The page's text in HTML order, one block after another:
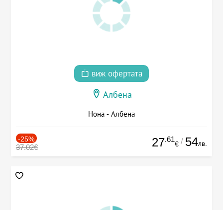
виж офертата
Албена
Нона - Албена
-25%
37.02€ 27.61
€ / 54лв.